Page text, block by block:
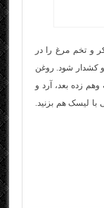
و تخم مرغ را در
کشدار شود. روغن
زده بعد، آرد و
با لیسک هم بزنید.